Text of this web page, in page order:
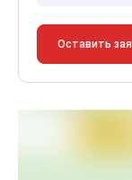
Оставить